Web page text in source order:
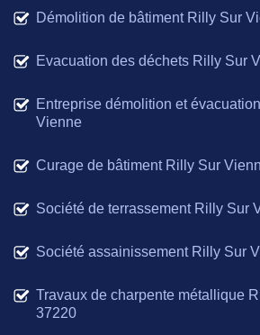
Démolition de bâtiment Rilly Sur
Evacuation des déchets Rilly Sur
Entreprise démolition et
Vienne
Curage de bâtiment Rilly Sur
Société de terrassement Rilly Sur
Société assainissement Rilly Sur
Travaux de charpente métallique
37220